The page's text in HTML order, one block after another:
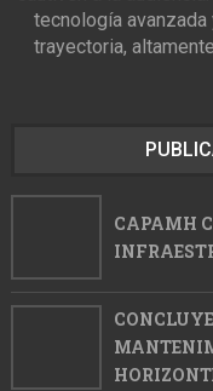
tecnología avanzada
trayectoria,
CAPAMH